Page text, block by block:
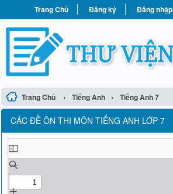
Trang Chủ Đăng ký Đăng nhập
Trang Chủ › Tiếng Anh › Tiếng Anh 7
CÁC ĐỀ ÔN THI MÔN TIẾNG ANH LỚP 7